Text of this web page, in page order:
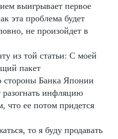
выигрывает первое
эта проблема будет
не произойдет в
из той статьи: С моей
пакет
Банка Японии
разогнать инфляцию
что ее потом придется
то я буду продавать